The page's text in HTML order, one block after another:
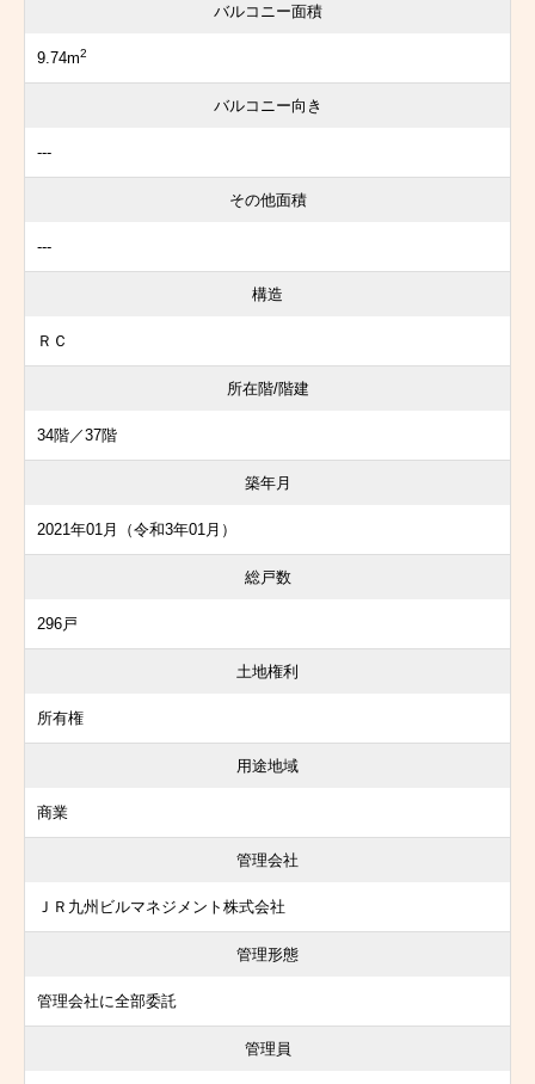
バルコニー面積
9.74m2
バルコニー向き
---
その他面積
---
構造
ＲＣ
所在階/階建
34階／37階
築年月
2021年01月（令和3年01月）
総戸数
296戸
土地権利
所有権
用途地域
商業
管理会社
ＪＲ九州ビルマネジメント株式会社
管理形態
管理会社に全部委託
管理員